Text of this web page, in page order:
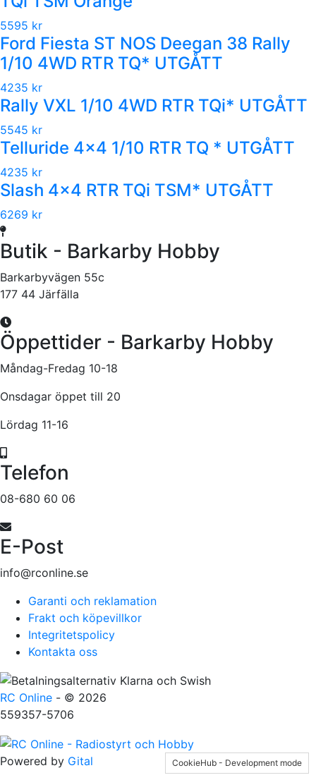
5595 kr
Ford Fiesta ST NOS Deegan 38 Rally
1/10 4WD RTR TQ* UTGÅTT
4235 kr
Rally VXL 1/10 4WD RTR TQi* UTGÅTT
5545 kr
Telluride 4x4 1/10 RTR TQ * UTGÅTT
4235 kr
Slash 4x4 RTR TQi TSM* UTGÅTT
6269 kr
Butik - Barkarby Hobby
Barkarbyvägen 55c
177 44 Järfälla
Öppettider - Barkarby Hobby
Måndag-Fredag 10-18
Onsdagar öppet till 20
Lördag 11-16
Telefon
08-680 60 06
E-Post
info@rconline.se
Garanti och reklamation
Frakt och köpevillkor
Integritetspolicy
Kontakta oss
RC Online - © 2026
559357-5706
Powered by Gital CookieHub - Development mode